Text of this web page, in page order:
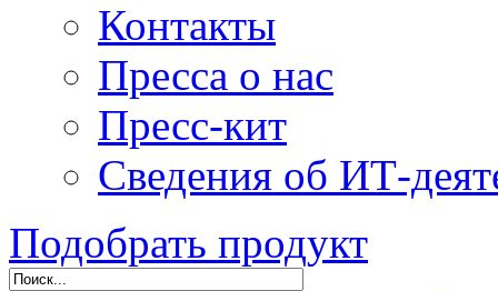
Контакты
Пресса о нас
Пресс-кит
Сведения об ИТ-
Подобрать продукт